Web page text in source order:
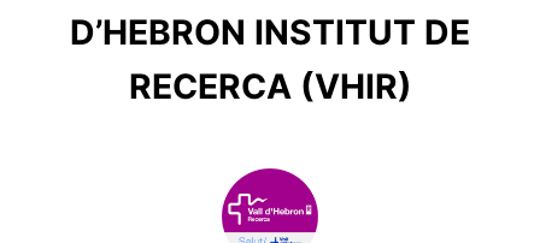
D’HEBRON INSTITUT DE
RECERCA (VHIR)